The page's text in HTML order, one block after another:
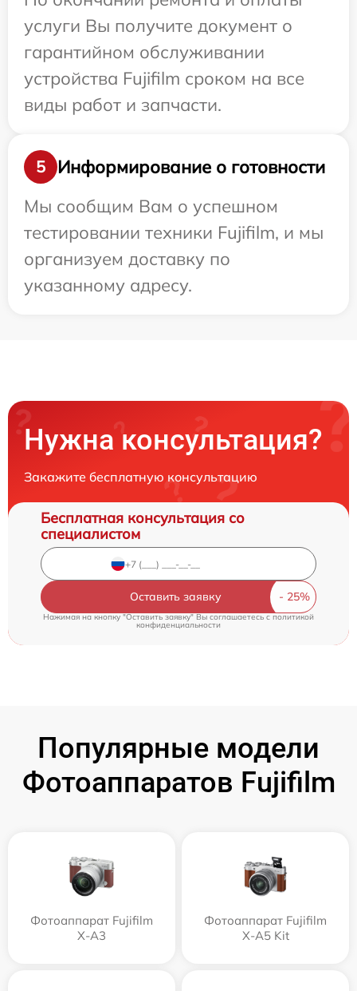
услуги Вы получите документ о
гарантийном обслуживании
устройства Fujifilm сроком на все
виды работ и запчасти.
5
Информирование о готовности
Мы сообщим Вам о успешном
тестировании техники Fujifilm, и мы
организуем доставку по
указанному адресу.
Нужна консультация?
Закажите бесплатную консультацию
Бесплатная консультация со
специалистом
Оставить заявку
Нажимая на кнопку "Оставить заявку" Вы соглашаетесь cполитикой
конфиденциальности
Популярные модели
Фотоаппаратов Fujifilm
Фотоаппарат Fujifilm
X-A3
Фотоаппарат Fujifilm
X-A5 Kit